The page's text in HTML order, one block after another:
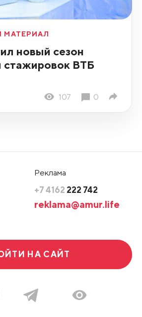
МАТЕРИАЛ
новый сезон
стажировок ВТБ
107 0
Реклама
+7 4162 222 742
reklama@amur.life
НА САЙТ